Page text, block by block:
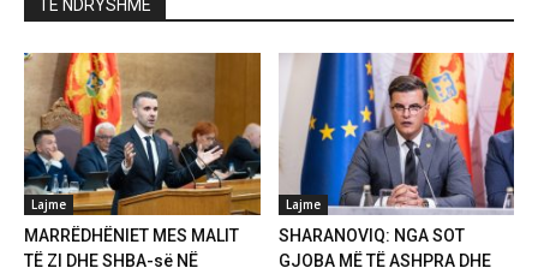
TË NDRYSHME
Lajme
MARRËDHËNIET MES MALIT
TË ZI DHE SHBA-së NË
Lajme
SHARANOVIQ: NGA SOT
GJOBA MË TË ASHPRA DHE